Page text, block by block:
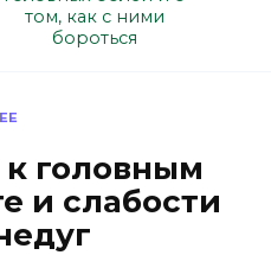
том, как с ними
бороться
головным
и слабости